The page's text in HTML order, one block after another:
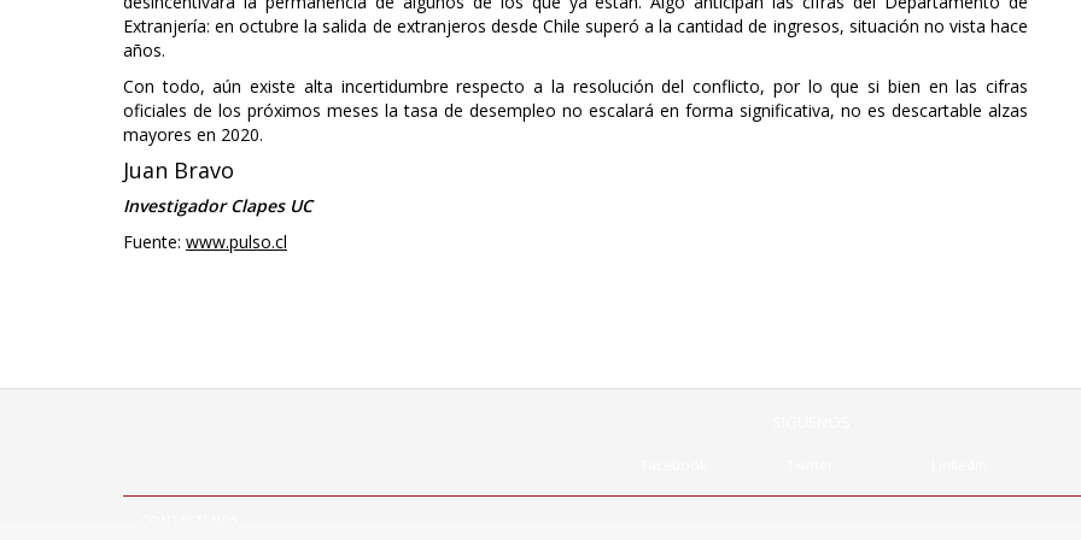
Extranjería: en octubre la salida de extranjeros desde Chile superó a la cantidad de ingresos, situación no vista hace
años.
Con todo, aún existe alta incertidumbre respecto a la resolución del conflicto, por lo que si bien en las cifras
oficiales de los próximos meses la tasa de desempleo no escalará en forma significativa, no es descartable alzas
mayores en 2020.
Juan Bravo
Investigador Clapes UC
Fuente: www.pulso.cl